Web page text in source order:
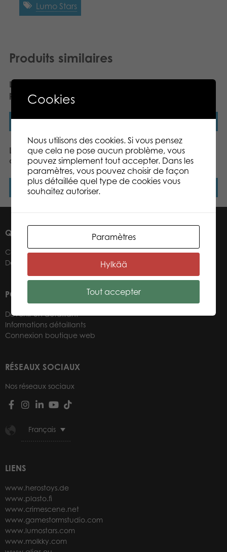
Lumo Stars
Produits similaires
Lumo Stars Basketball
plush
Lire la suite Lire la suite
Lumo Stars Moose Kung
classic plush
Lire la suite
Lumo Stars Owl Stripe –
Mini
QUI SOMMES-NOUS ?
Contacts
Détaillants
POUR NOS DÉTAILLANTS
Devenir un détaillant
Informations détaillants
Connexion boutique web
RÉSEAUX SOCIAUX
Nos réseaux sociaux
Français
LIENS
www.herostoys.de
www.plasto.fi
www.crimescene.net
www.gamestormstudio.com
www.lumostars.com
www.molkky.com
Cookies
Nous utilisons des cookies. Si vous pensez
que cela ne pose aucun problème, vous
pouvez simplement tout accepter. Dans les
paramètres, vous pouvez choisir de façon
plus détaillée quel type de cookies vous
souhaitez autoriser.
Paramètres
Hylkää
Tout accepter